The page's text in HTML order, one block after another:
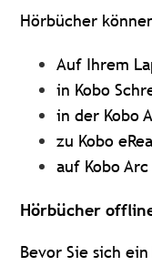
Hörbücher
Auf Ihrem
in Kobo
in der Kobo
zu Kobo
auf Kobo
Hörbücher
Bevor Sie sich